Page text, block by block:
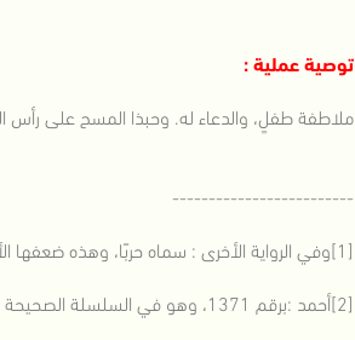
توصية عملية :
ملاطفة طفلٍ، والدعاء له. وحبذا المسح على رأس
-------------------------
[1]وفي الرواية الأخرى : سماه حربًا، وهذه ضعفها الألباني، بيد أنها حسنة عند شعيب الأرنؤوط
[2]أحمد :برقم 1371، وهو في السلسلة الصحيحة